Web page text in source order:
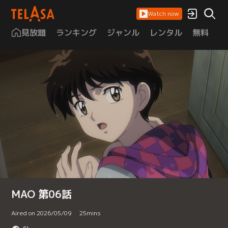
Watch now
見放題 ランキング ジャンル レンタル 無料
MAO 第06話
Aired on 2026/05/09 25mins